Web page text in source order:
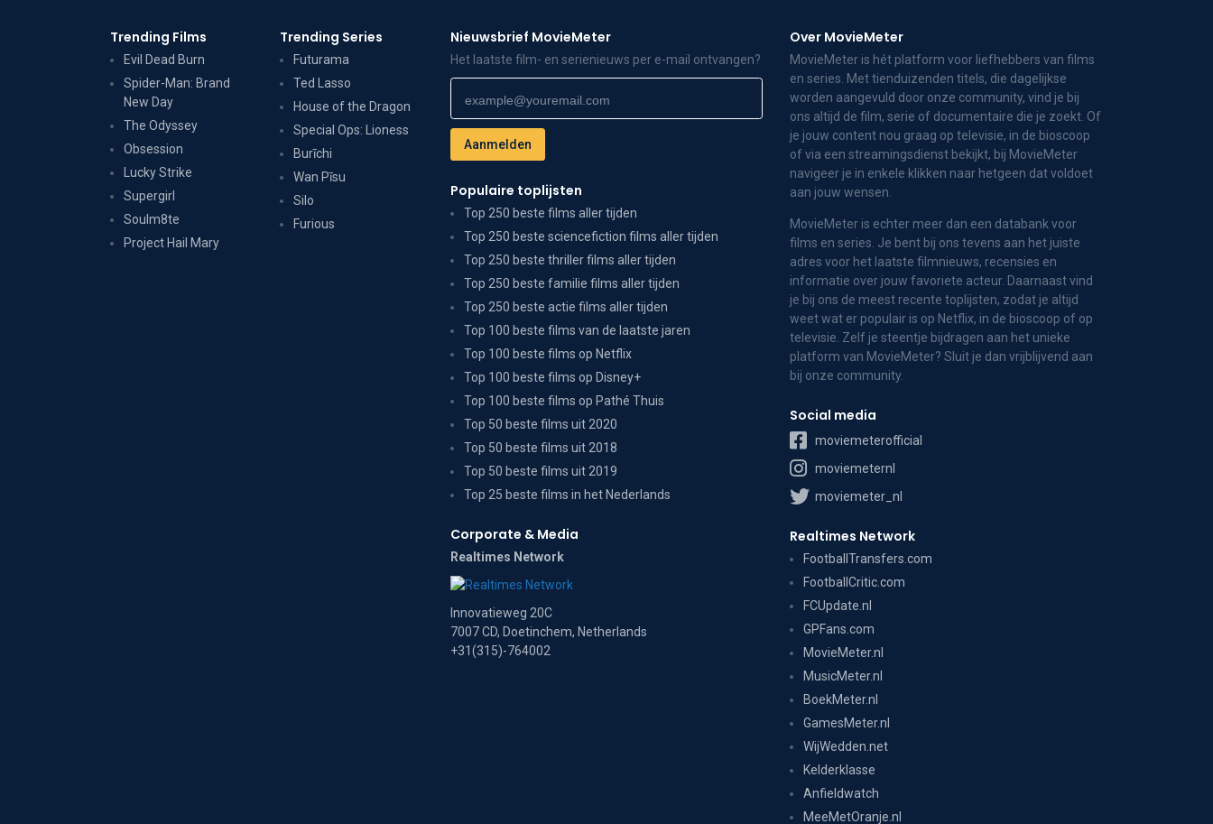
Trending Films
Evil Dead Burn
Spider-Man: Brand
New Day
The Odyssey
Obsession
Lucky Strike
Supergirl
Soulm8te
Project Hail Mary
Trending Series
Futurama
Ted Lasso
House of the Dragon
Special Ops: Lioness
Burīchi
Wan Pīsu
Silo
Furious
Nieuwsbrief MovieMeter
Het laatste film- en serienieuws per e-mail ontvangen?
Populaire toplijsten
Top 250 beste films aller tijden
Top 250 beste sciencefiction films aller tijden
Top 250 beste thriller films aller tijden
Top 250 beste familie films aller tijden
Top 250 beste actie films aller tijden
Top 100 beste films van de laatste jaren
Top 100 beste films op Netflix
Top 100 beste films op Disney+
Top 100 beste films op Pathé Thuis
Top 50 beste films uit 2020
Top 50 beste films uit 2018
Top 50 beste films uit 2019
Top 25 beste films in het Nederlands
Corporate & Media
Realtimes Network
Innovatieweg 20C
7007 CD, Doetinchem, Netherlands
+31(315)-764002
Over MovieMeter
MovieMeter is hét platform voor liefhebbers van films
en series. Met tienduizenden titels, die dagelijkse
worden aangevuld door onze community, vind je bij
ons altijd de film, serie of documentaire die je zoekt. Of
je jouw content nou graag op televisie, in de bioscoop
of via een streamingsdienst bekijkt, bij MovieMeter
navigeer je in enkele klikken naar hetgeen dat voldoet
aan jouw wensen.
MovieMeter is echter meer dan een databank voor
films en series. Je bent bij ons tevens aan het juiste
adres voor het laatste filmnieuws, recensies en
informatie over jouw favoriete acteur. Daarnaast vind
je bij ons de meest recente toplijsten, zodat je altijd
weet wat er populair is op Netflix, in de bioscoop of op
televisie. Zelf je steentje bijdragen aan het unieke
platform van MovieMeter? Sluit je dan vrijblijvend aan
bij onze community.
Social media
moviemeterofficial
moviemeternl
moviemeter_nl
Realtimes Network
FootballTransfers.com
FootballCritic.com
FCUpdate.nl
GPFans.com
MovieMeter.nl
MusicMeter.nl
BoekMeter.nl
GamesMeter.nl
WijWedden.net
Kelderklasse
Anfieldwatch
MeeMetOranje.nl